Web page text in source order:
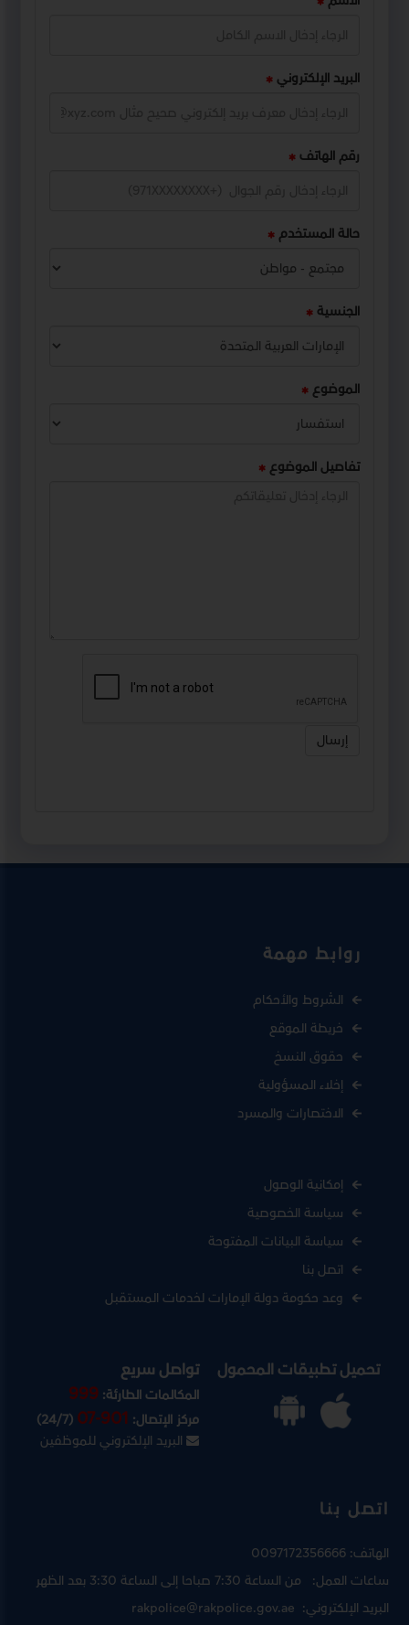
البريد الإلكتروني
رقم الهاتف
حالة المستخدم
الجنسية
الموضوع
تفاصيل الموضوع
إرسال
روابط مهمة
الشروط والأحكام
خريطة الموقع
حقوق النسخ
إخلاء المسؤولية
الاختصارات والمسرد
إمكانية الوصول
سياسة الخصوصية
سياسة البيانات المفتوحة
اتصل بنا
وعد حكومة دولة الإمارات لخدمات المستقبل
تحميل تطبيقات المحمول تواصل سريع
المكالمات الطارئة:999
مركز الإتصال:07-901
(24/7)
البريد الإلكتروني للموظفين
اتصل بنا
الهاتف:0097172356666
ساعات العمل: من الساعة 7:30 صباحا إلى الساعة 3:30 بعد الظهر
البريد الإلكتروني:rakpolice@rakpolice.gov.ae